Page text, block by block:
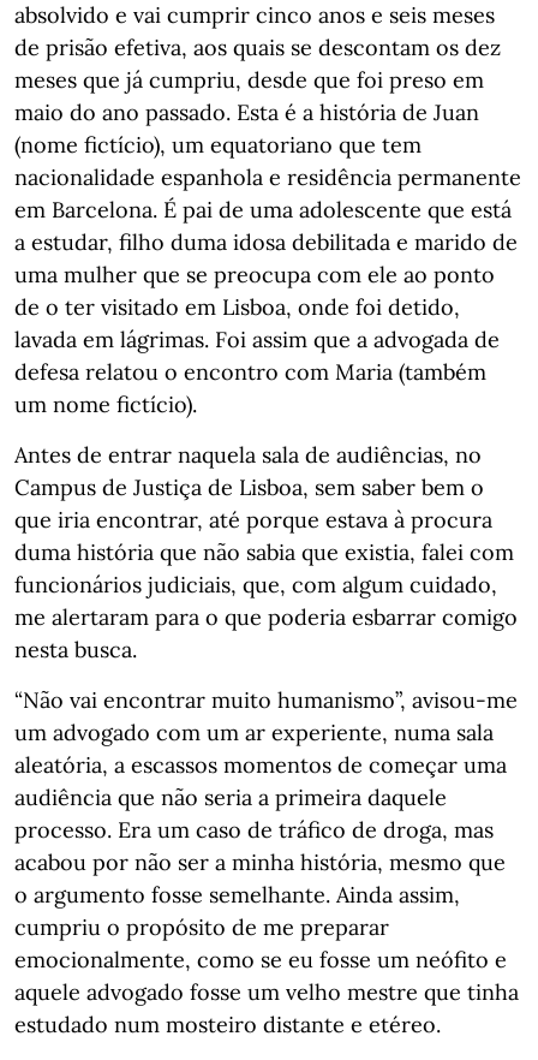
absolvido e vai cumprir cinco anos e seis meses
de prisão efetiva, aos quais se descontam os dez
meses que já cumpriu, desde que foi preso em
maio do ano passado. Esta é a história de Juan
(nome fictício), um equatoriano que tem
nacionalidade espanhola e residência permanente
em Barcelona. É pai de uma adolescente que está
a estudar, filho duma idosa debilitada e marido de
uma mulher que se preocupa com ele ao ponto
de o ter visitado em Lisboa, onde foi detido,
lavada em lágrimas. Foi assim que a advogada de
defesa relatou o encontro com Maria (também
um nome fictício).
Antes de entrar naquela sala de audiências, no
Campus de Justiça de Lisboa, sem saber bem o
que iria encontrar, até porque estava à procura
duma história que não sabia que existia, falei com
funcionários judiciais, que, com algum cuidado,
me alertaram para o que poderia esbarrar comigo
nesta busca.
“Não vai encontrar muito humanismo”, avisou-me
um advogado com um ar experiente, numa sala
aleatória, a escassos momentos de começar uma
audiência que não seria a primeira daquele
processo. Era um caso de tráfico de droga, mas
acabou por não ser a minha história, mesmo que
o argumento fosse semelhante. Ainda assim,
cumpriu o propósito de me preparar
emocionalmente, como se eu fosse um neófito e
aquele advogado fosse um velho mestre que tinha
estudado num mosteiro distante e etéreo.